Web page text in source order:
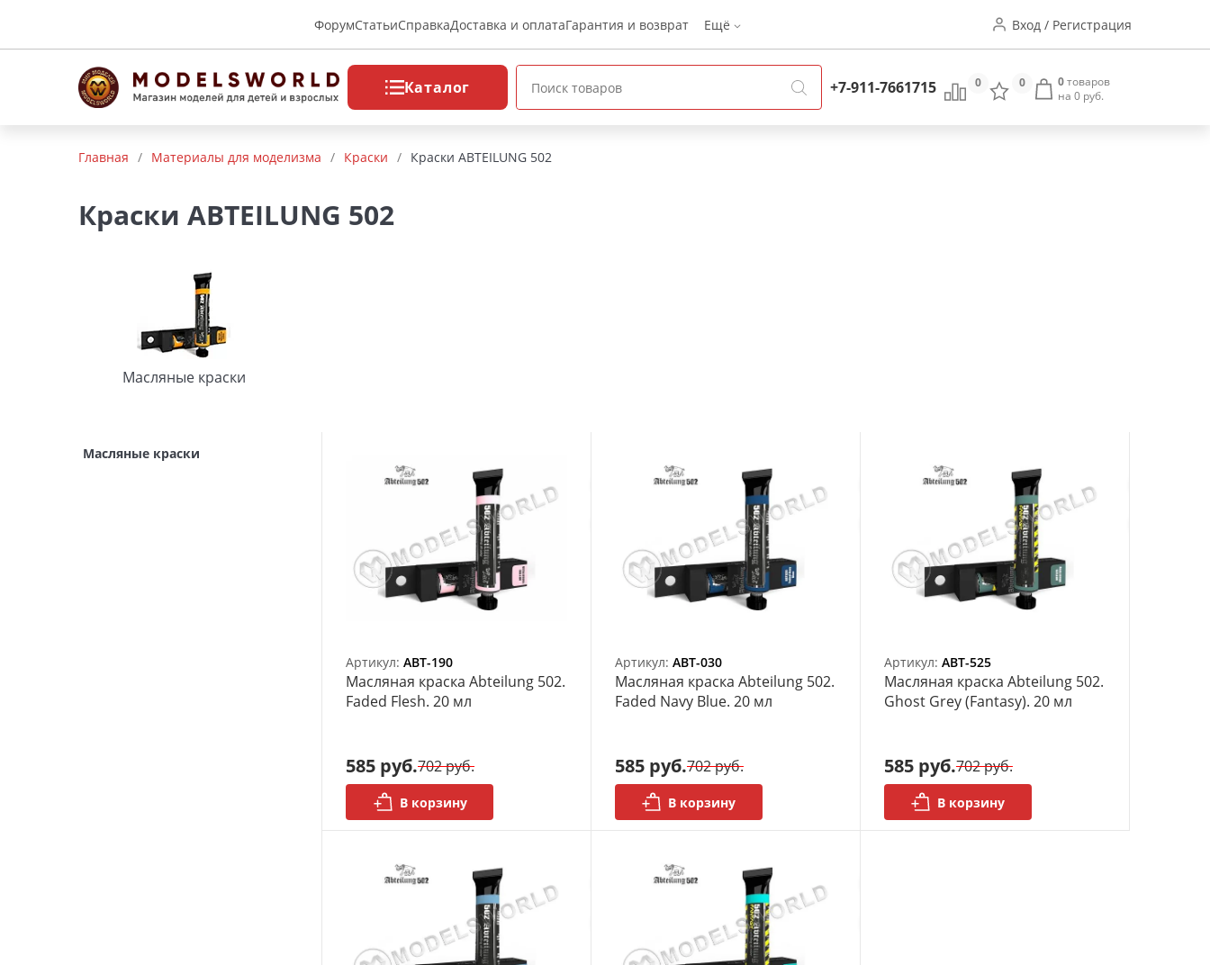
ФорумСтатьиСправкаДоставка и оплатаГарантия и возврат Ещё Вход / Регистрация
Каталог +7-911-7661715 0 0 0товаров
на 0 руб.
Радиоуправляемые модели
устройства
Пластиковые модели
Макет H0 и TT
Главная / Материалы для моделизма / Краски / Краски ABTEILUNG 502
Краски ABTEILUNG 502
Масляные краски
Масляные краски
Артикул: ABT-190
Масляная краска Abteilung 502.
Faded Flesh. 20 мл
585 руб.702 руб.
В корзину
Артикул: ABT-030
Масляная краска Abteilung 502.
Faded Navy Blue. 20 мл
585 руб.702 руб.
В корзину
Артикул: ABT-525
Масляная краска Abteilung 502.
Ghost Grey (Fantasy). 20 мл
585 руб.702 руб.
В корзину